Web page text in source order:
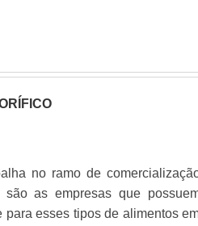
no ramo de
as empresas que
para esses tipos de alimentos